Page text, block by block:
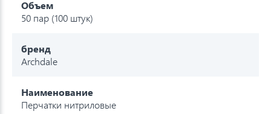
Объем
50 пар (100 штук)
бренд
Archdale
Наименование
Перчатки нитриловые